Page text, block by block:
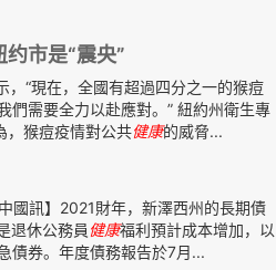
市是“震央”
，“現在，全國有超過四分之一的猴痘
們需要全力以赴應對。” 紐約州衛生專
，猴痘疫情對公共健康的威脅...
國訊】2021財年，新澤西州的長期債
退休公務員 健康福利預計成本增加，以
債券。年度債務報告於7月...